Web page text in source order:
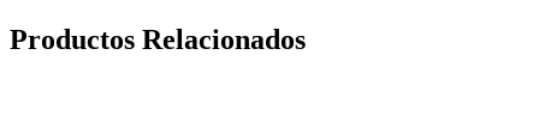
Productos Relacionados